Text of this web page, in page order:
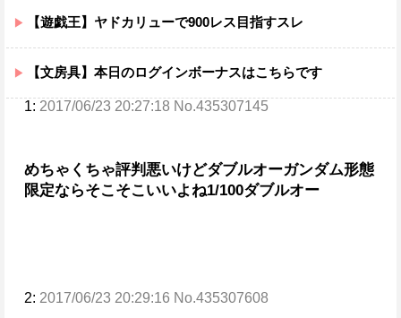
【遊戯王】ヤドカリューで900レス目指すスレ
【文房具】本日のログインボーナスはこちらです
1: 2017/06/23 20:27:18 No.435307145
めちゃくちゃ評判悪いけどダブルオーガンダム形態
限定ならそこそこいいよね1/100ダブルオー
2: 2017/06/23 20:29:16 No.435307608